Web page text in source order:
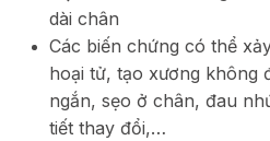
dài chân
Các biến chứng có thể
hoại tử, tạo xương không
ngắn, sẹo ở chân, đau
tiết thay đổi,…